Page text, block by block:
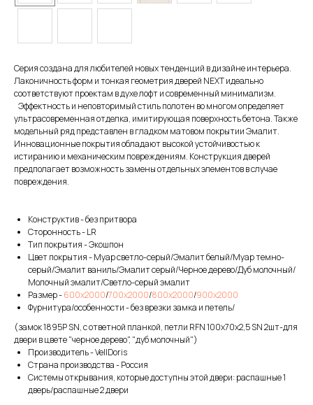
Серия создана для любителей новых тенденций в дизайне интерьера.
Лаконичность форм и тонкая геометрия дверей NEXT идеально
соответствуют проектам в духе лофт и современный минимализм.
Эффектность и неповторимый стиль полотен во многом определяет
ультрасовременная отделка, имитирующая поверхность бетона. Также
модельный ряд представлен в гладком матовом покрытии Эмалит.
Инновационные покрытия обладают высокой устойчивостью к
истиранию и механическим повреждениям. Конструкция дверей
предполагает возможность замены отдельных элементов в случае
повреждения.
Конструктив - без притвора
Сторонность - LR
Тип покрытия - Экошпон
Цвет покрытия - Муар светло-серый/Эмалит белый/Муар темно-
серый/Эмалит ваниль/Эмалит серый/Черное дерево/Дуб молочный/
Молочный эмалит/Светло-серый эмалит
Размер -600х2000/700х2000/800х2000/900х2000
Фурнитура/особенности - без врезки замка и петель/
(замок 1895Р SN, с ответной планкой, петли RFN 100х70х2,5 SN 2шт-для
двери в цвете "черное дерево", "дуб молочный")
Производитель - VellDoris
Страна производства - Россия
Системы открывания, которые доступны этой двери: распашные 1
дверь/распашные 2 двери